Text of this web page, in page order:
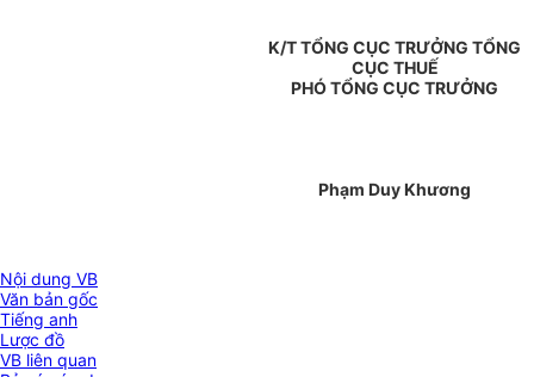
K/T TỔNG CỤC TRƯỞNG TỔNG
CỤC THUẾ
PHÓ TỔNG CỤC TRƯỞNG
Phạm Duy Khương
Nội dung VB
Văn bản gốc
Tiếng anh
Lược đồ
VB liên quan